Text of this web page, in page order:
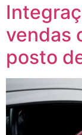
vendas
posto